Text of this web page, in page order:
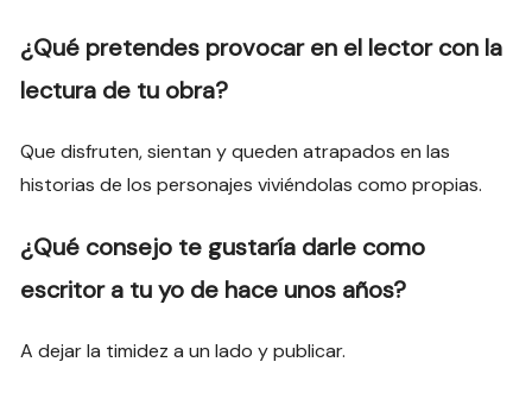
¿Qué pretendes provocar en el lector con la
lectura de tu obra?
Que disfruten, sientan y queden atrapados en las
historias de los personajes viviéndolas como propias.
¿Qué consejo te gustaría darle como
escritor a tu yo de hace unos años?
A dejar la timidez a un lado y publicar.